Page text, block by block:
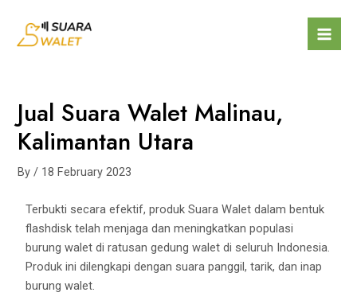
Jual Suara Walet Malinau,
Kalimantan Utara
By/ 18 February 2023
Terbukti secara efektif, produk Suara Walet dalam bentuk
flashdisk telah menjaga dan meningkatkan populasi
burung walet di ratusan gedung walet di seluruh Indonesia.
Produk ini dilengkapi dengan suara panggil, tarik, dan inap
burung walet.